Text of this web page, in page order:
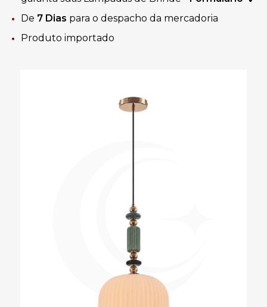
De 7 Dias para o despacho da mercadoria
Produto importado